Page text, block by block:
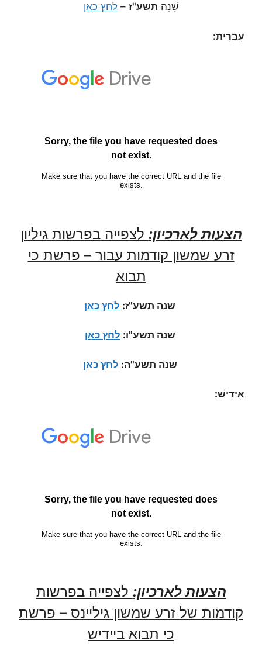
שָׁנָה תשע"ז – לחץ כאן
עִברִית:
הצעות לארכיון: לצפייה בפרשות גיליון
זרע שמשון קודמות עבור – פרשת כי
תבוא
שנה תשע"ז: לחץ כאן
שנה תשע"ו: לחץ כאן
שנה תשע"ה: לחץ כאן
אִידִישׁ:
הצעות לארכיון: לצפייה בפרשות
קודמות של זרע שמשון גיליינס – פרשת
כי תבוא ביידיש